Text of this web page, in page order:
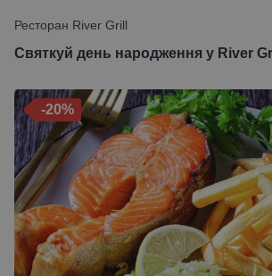
Ресторан River Grill
Святкуй день народження у River
-20%